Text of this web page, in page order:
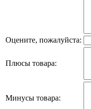
Оцените, пожалуйста:
Плюсы товара:
Минусы товара: